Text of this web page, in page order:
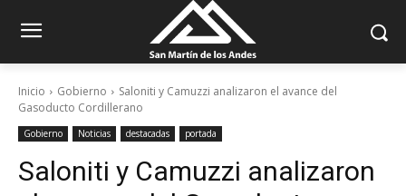
Inicio Gobierno
Saloniti y Camuzzi analizaron el avance del
Gasoducto Cordillerano
Gobierno Noticias destacadas portada
Saloniti y Camuzzi analizaron